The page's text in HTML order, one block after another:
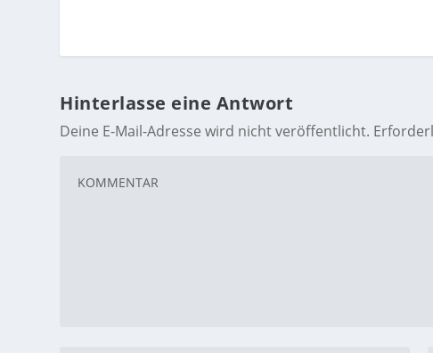
Hinterlasse eine Antwort
Deine E-Mail-Adresse wird nicht veröffentlicht.